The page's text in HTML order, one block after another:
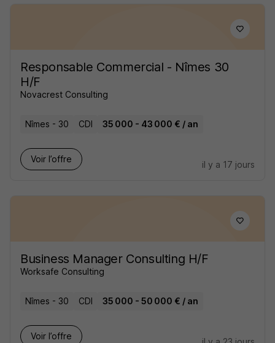
Responsable Commercial - Nîmes 30
H/F
Novacrest Consulting
Nîmes - 30 CDI 35 000 - 43 000 € / an
Voir l’offre
il y a 17 jours
Business Manager Consulting H/F
Worksafe Consulting
Nîmes - 30 CDI 35 000 - 50 000 € / an
Voir l’offre